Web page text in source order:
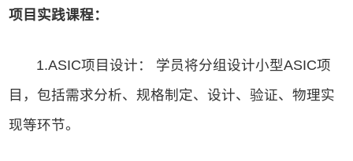
项目实践课程：
1.ASIC项目设计： 学员将分组设计小型ASIC项
目，包括需求分析、规格制定、设计、验证、物理实
现等环节。